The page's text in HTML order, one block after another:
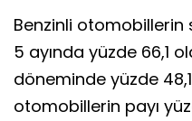
Benzinli otomobillerin
5 ayında yüzde 66,1
döneminde yüzde
otomobillerin payı